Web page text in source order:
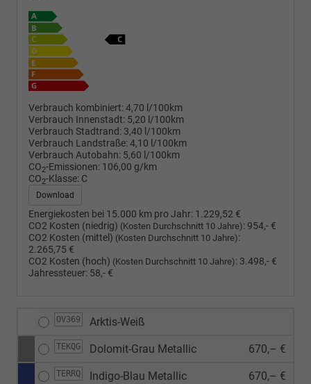
Verbrauch kombiniert:4,70 l/100km
Verbrauch Innenstadt: 5,20 l/100km
Verbrauch Stadtrand: 3,40 l/100km
Verbrauch Landstraße:4,10 l/100km
Verbrauch Autobahn: 5,60 l/100km
CO2-Emissionen: 106,00 g/km
CO2-Klasse: C
Download
Energiekosten bei 15.000 km pro Jahr: 1.229,52 €
CO2 Kosten (niedrig) (Kosten Durchschnitt 10 Jahre): 954,- €
CO2 Kosten (mittel) (Kosten Durchschnitt 10 Jahre):
2.265,75 €
CO2 Kosten (hoch) (Kosten Durchschnitt 10 Jahre): 3.498,- €
Jahressteuer: 58,- €
OV369 Arktis-Weiß
TEKQG Dolomit-Grau Metallic 670,– €
TERRQ Indigo-Blau Metallic 670,– €